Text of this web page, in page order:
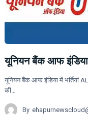
यूनियन बैंक आफ इंडिया
यूनियन बैंक आफ इंडिया में भर्तियां
की…
By